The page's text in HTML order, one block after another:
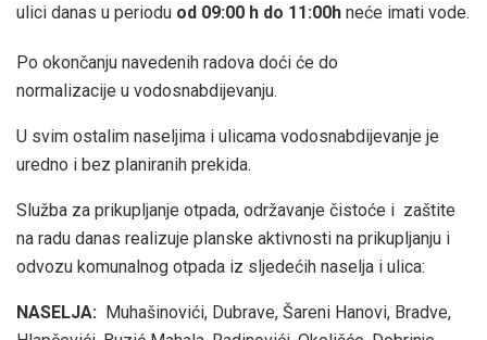
ulici danas u periodu od 09:00 h do 11:00h neće imati vode.
Po okončanju navedenih radova doći će do
normalizacije u vodosnabdijevanju.
U svim ostalim naseljima i ulicama vodosnabdijevanje je
uredno i bez planiranih prekida.
Služba za prikupljanje otpada, održavanje čistoće i zaštite
na radu danas realizuje planske aktivnosti na prikupljanju i
odvozu komunalnog otpada iz sljedećih naselja i ulica:
NASELJA: Muhašinovići, Dubrave, Šareni Hanovi, Bradve,